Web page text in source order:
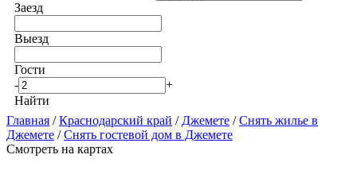
Заезд
Выезд
Гости
-
+
Найти
Главная /Краснодарский край / Джемете /Снять жилье в
Джемете /Снять гостевой дом в Джемете
Смотреть на картах